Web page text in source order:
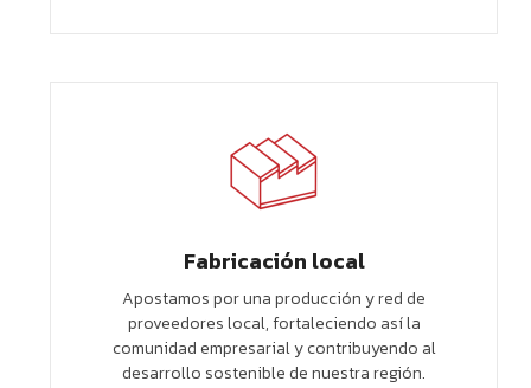
Fabricación local
Apostamos por una producción y red de
proveedores local, fortaleciendo así la
comunidad empresarial y contribuyendo al
desarrollo sostenible de nuestra región.